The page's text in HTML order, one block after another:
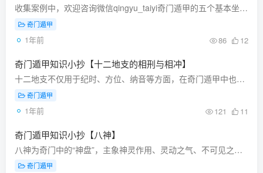
收集案例中，欢迎咨询微信qingyu_taiyi奇门遁甲的五个基本坐标奇门遁甲体系中，有五个核心要素作为预测和布局的坐标体系，分别为：天、地、人、神、时间。天、地：代表空间的两个维度，分别指代...
奇门遁甲
1年前 86 12
奇门遁甲知识小抄【十二地支的相刑与相冲】
十二地支不仅用于纪时、方位、纳音等方面，在奇门遁甲中也有其特定象征意义，常与人事、凶吉、五行、方位等相配合，用于判断某一时局的吉凶与人物应象。提示：遇“吉神”主吉应，遇“凶神”主凶...
奇门遁甲
1年前 121 11
奇门遁甲知识小抄【八神】
八神为奇门中的“神盘”，主象神灵作用、灵动之气、不可见之力量，常反映行为的动因与外力干预。八神五行主象特性说明值符土主令、统帅、吉神带头之神，主成事，百恶不侵螣蛇火虚诈、诡计多为梦...
奇门遁甲